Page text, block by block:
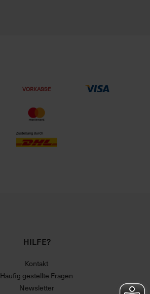
VORKASSE
HILFE?
Kontakt
Häufig gestellte Fragen
Newsletter